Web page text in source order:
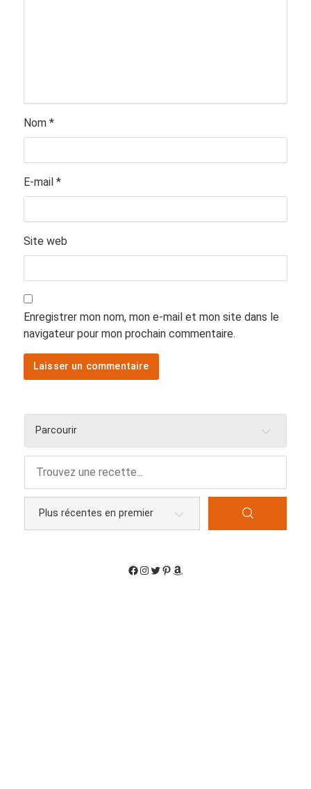
Nom *
E-mail *
Site web
Enregistrer mon nom, mon e-mail et mon site dans le
navigateur pour mon prochain commentaire.
Parcourir